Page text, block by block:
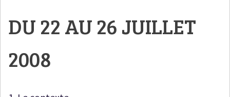
DU 22 AU 26 JUILLET
2008